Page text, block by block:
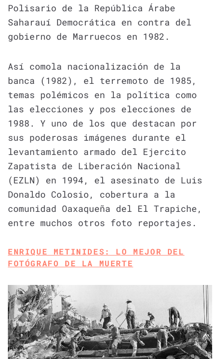
Polisario de la República Árabe
Saharauí Democrática en contra del
gobierno de Marruecos en 1982.
Así comola nacionalización de la
banca (1982), el terremoto de 1985,
temas polémicos en la política como
las elecciones y pos elecciones de
1988. Y uno de los que destacan por
sus poderosas imágenes durante el
levantamiento armado del Ejercito
Zapatista de Liberación Nacional
(EZLN) en 1994, el asesinato de Luis
Donaldo Colosio, cobertura a la
comunidad Oaxaqueña del El Trapiche,
entre muchos otros foto reportajes.
ENRIQUE METINIDES: LO MEJOR DEL
FOTÓGRAFO DE LA MUERTE